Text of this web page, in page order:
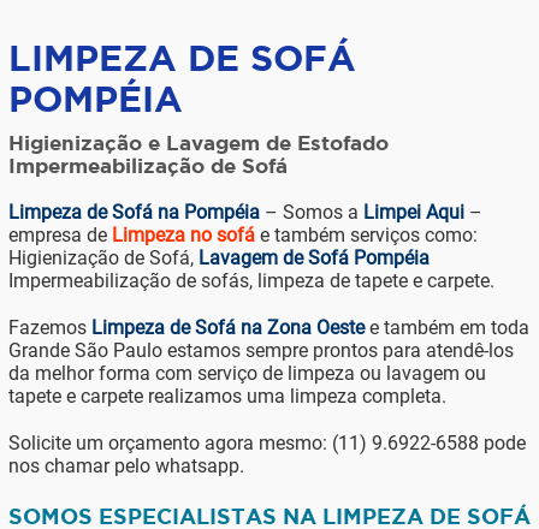
LIMPEZA DE SOFÁ
POMPÉIA
Higienização e Lavagem de Estofado
Impermeabilização de Sofá
Limpeza de Sofá na Pompéia– Somos a Limpei Aqui –
empresa de Limpeza no sofáe também serviços como:
Higienização de Sofá, Lavagem de Sofá Pompéia
Impermeabilização de sofás, limpeza de tapete e carpete.
Fazemos Limpeza de Sofá na Zona Oestee também em toda
Grande São Paulo estamos sempre prontos para atendê-los
da melhor forma com serviço de limpeza ou lavagem ou
tapete e carpete realizamos uma limpeza completa.
Solicite um orçamento agora mesmo: (11) 9.6922-6588 pode
nos chamar pelo whatsapp.
SOMOS ESPECIALISTAS NA LIMPEZA DE SOFÁ